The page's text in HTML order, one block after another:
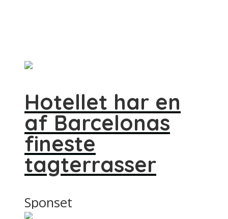
Hotellet har en
af Barcelonas
fineste
tagterrasser
Sponset